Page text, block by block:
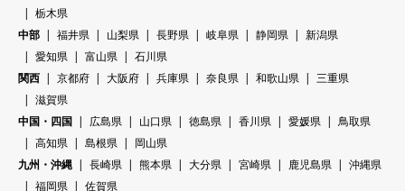
栃木県
中部
福井県 山梨県 長野県 岐阜県 静岡県
新潟県
愛知県
富山県
石川県
関西
京都府 大阪府 兵庫県 奈良県 和歌山県
三重県
滋賀県
中国・四国
広島県 山口県 徳島県 香川県 愛媛県
鳥取県
高知県
島根県
岡山県
九州・沖縄
長崎県 熊本県 大分県 宮崎県 鹿児島県
沖縄県
福岡県
佐賀県